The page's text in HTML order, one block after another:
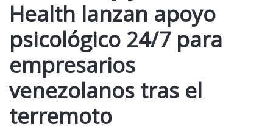
Health lanzan apoyo
psicológico 24/7 para
empresarios
venezolanos tras el
terremoto